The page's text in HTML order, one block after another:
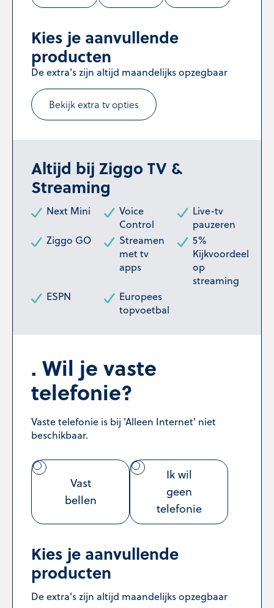
Kies je aanvullende
producten
De extra's zijn altijd maandelijks opzegbaar
Bekijk extra tv opties
Altijd bij Ziggo TV &
Streaming
Next Mini
Voice
Control
Live-tv
pauzeren
Ziggo GO
Streamen
met tv
apps
5%
Kijkvoordeel
op
streaming
ESPN
Europees
topvoetbal
Wil je vaste
telefonie?
Vaste telefonie is bij 'Alleen Internet' niet
beschikbaar.
Vast
bellen
Ik wil
geen
telefonie
Kies je aanvullende
producten
De extra's zijn altijd maandelijks opzegbaar